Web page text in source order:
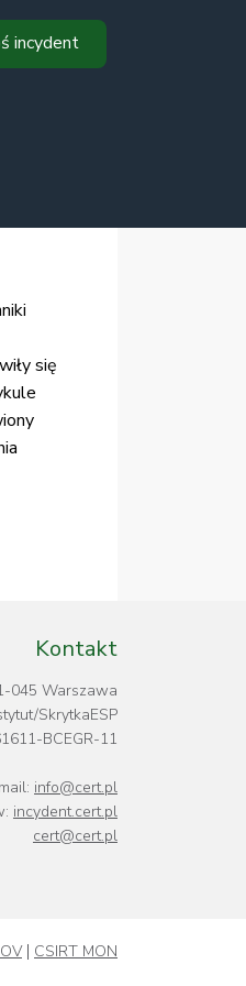
incydent
się
Kontakt
045 Warszawa
SkrytkaESP
BCEGR-11
info@cert.pl
incydent.cert.pl
cert@cert.pl
CSIRT MON